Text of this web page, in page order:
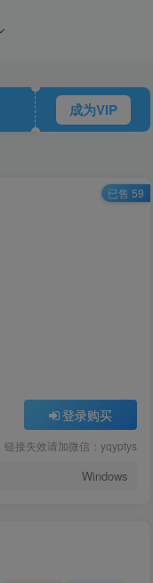
成为VIP
登录购买
接失效请加微信：yqyptys
Windows
已售 59
务必慎重考虑后
抉择。